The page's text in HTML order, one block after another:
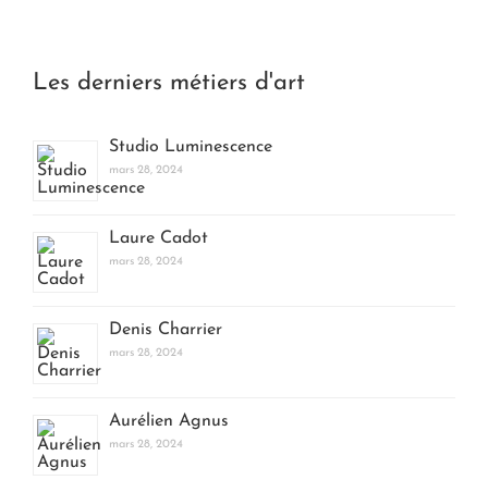
Les derniers métiers d'art
Studio Luminescence
mars 28, 2024
Laure Cadot
mars 28, 2024
Denis Charrier
mars 28, 2024
Aurélien Agnus
mars 28, 2024